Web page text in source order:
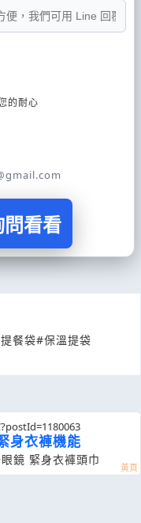
的耐心
看看
餐袋#保溫提袋
身衣褲機能
鏡 緊身衣褲頭巾